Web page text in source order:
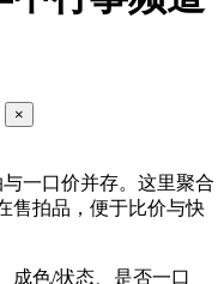
×
一口价并存。这里聚合
售拍品，便于比价与快
成色/状态、是否一口